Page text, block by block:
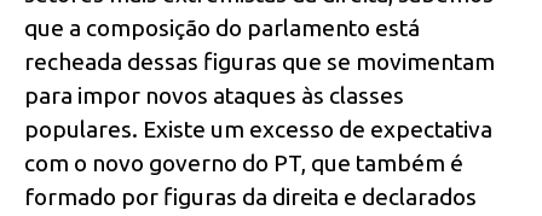
que a composição do parlamento está
recheada dessas figuras que se movimentam
para impor novos ataques às classes
populares. Existe um excesso de expectativa
com o novo governo do PT, que também é
formado por figuras da direita e declarados